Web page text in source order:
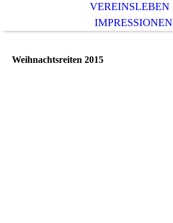
VEREINSLEBEN
IMPRESSIONEN
Weihnachtsreiten 2015